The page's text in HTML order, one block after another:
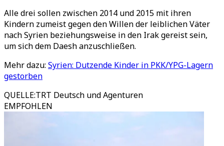
Alle drei sollen zwischen 2014 und 2015 mit ihren
Kindern zumeist gegen den Willen der leiblichen Väter
nach Syrien beziehungsweise in den Irak gereist sein,
um sich dem Daesh anzuschließen.
Mehr dazu: Syrien: Dutzende Kinder in PKK/YPG-Lagern
gestorben
QUELLE:TRT Deutsch und Agenturen
EMPFOHLEN